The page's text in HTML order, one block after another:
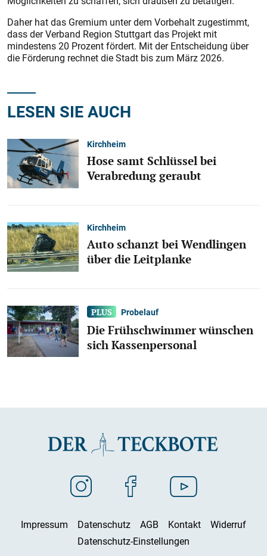
Daher hat das Gremium unter dem Vorbehalt zugestimmt,
dass der Verband Region Stuttgart das Projekt mit
mindestens 20 Prozent fördert. Mit der Entscheidung über
die Förderung rechnet die Stadt bis zum März 2026.
LESEN SIE AUCH
Kirchheim
Hose samt Schlüssel bei
Verabredung geraubt
Kirchheim
Auto schanzt bei Wendlingen
über die Leitplanke
Probelauf
Die Frühschwimmer wünschen
sich Kassenpersonal
Impressum Datenschutz AGB Kontakt
Widerruf
Datenschutz-Einstellungen